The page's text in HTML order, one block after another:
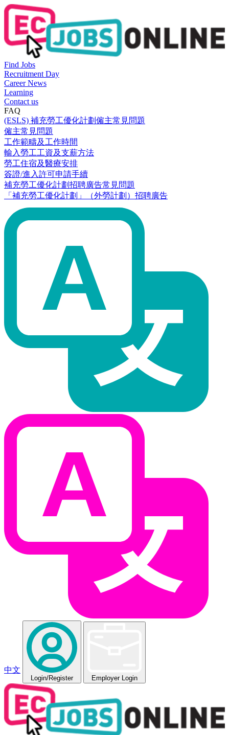
Find Jobs
Recruitment Day
Career News
Learning
Contact us
FAQ
(ESLS) 補充勞工優化計劃僱主常見問題
僱主常見問題
工作範疇及工作時間
輸入勞工工資及支薪方法
勞工住宿及醫療安排
簽證/進入許可申請手續
補充勞工優化計劃招聘廣告常見問題
「補充勞工優化計劃」（外勞計劃）招聘廣告
中文
Login/Register Employer Login